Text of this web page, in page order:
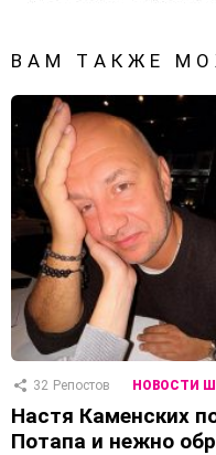
ВАМ ТАКЖЕ
32 Репостов НОВОСТИ
Настя Каменских
Потапа и нежно